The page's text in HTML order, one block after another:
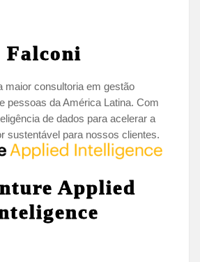
Falconi
maior consultoria em gestão
pessoas da América Latina. Com
de dados para acelerar a
sustentável para nossos clientes.
Applied